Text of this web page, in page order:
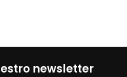
newsletter